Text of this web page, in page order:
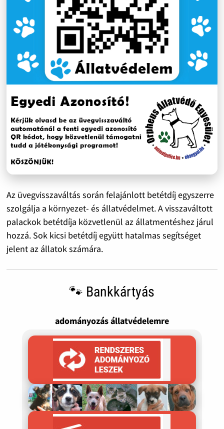
Az üvegvisszaváltás során felajánlott betétdíj egyszerre
szolgálja a környezet- és állatvédelmet. A visszaváltott
palackok betétdíja közvetlenül az állatmentéshez járul
hozzá. Sok kicsi betétdíj együtt hatalmas segítséget
jelent az állatok számára.
🐾 Bankkártyás
adományozás állatvédelemre